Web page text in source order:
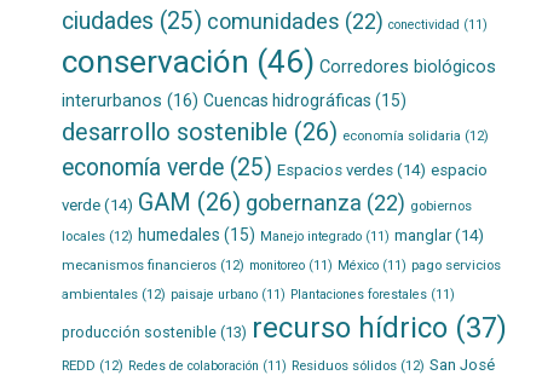
ciudades (25) comunidades (22) conectividad (11)
conservación (46) Corredores biológicos
interurbanos (16) Cuencas hidrográficas (15)
desarrollo sostenible (26) economía solidaria (12)
economía verde(25) Espacios verdes(14) espacio
verde(14) GAM (26) gobernanza (22) gobiernos
locales(12) humedales (15) Manejo integrado(11) manglar(14)
mecanismos financieros(12) monitoreo(11) México(11) pago servicios
ambientales(12) paisaje urbano(11) Plantaciones forestales(11)
producción sostenible(13) recurso hídrico(37)
REDD (12) Redes de colaboración (11) Residuos sólidos(12) San José